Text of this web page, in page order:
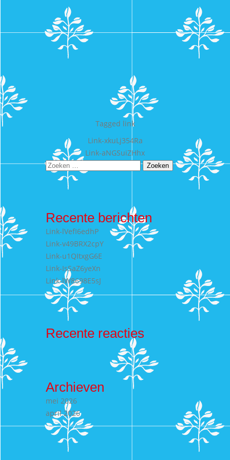
Tagged link
Bericht
navigatie
Link-xkuLj354Ra
Link-aNGSuiZHhx
Zoeken
naar:
Recente berichten
Link-lVefI6edhP
Link-v49BRX2cpY
Link-u1QItxgG6E
Link-IsSaZ6yeXn
Link-lW8698E5sJ
Recente reacties
Archieven
mei 2026
april 2026